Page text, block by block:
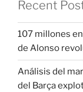
Recent
107 millones
de Alonso
Análisis del
del Barça